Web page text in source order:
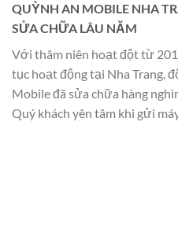
QUỲNH AN MOBILE NHA
SỬA CHỮA LÂU NĂM
Với thâm niên hoạt đột từ
tục hoạt động tại Nha Trang,
Mobile đã sửa chữa hàng
Quý khách yên tâm khi gửi